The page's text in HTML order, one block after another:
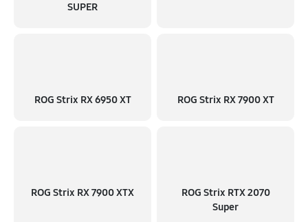
SUPER
ROG Strix RX 6950 XT ROG Strix RX 7900 XT
ROG Strix RX 7900 XTX
ROG Strix RTX 2070
Super